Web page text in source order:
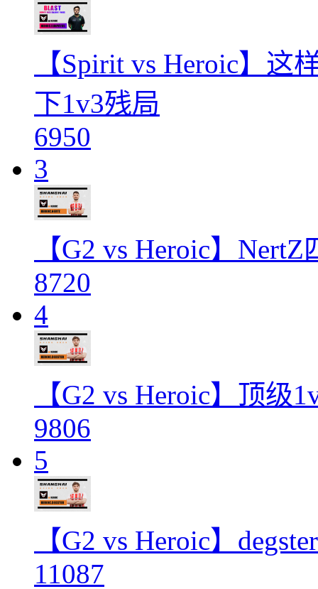
【Spirit vs Heroic】这
下1v3残局
6950
3
【G2 vs Heroic】
8720
4
【G2 vs Heroic】顶级
9806
5
【G2 vs Heroic】
11087